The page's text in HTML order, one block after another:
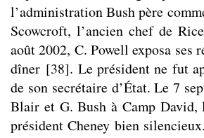
l’administration Bush père
Scowcroft, l’ancien chef de
août 2002, C. Powell exposa ses
dîner [38]. Le président ne fut
de son secrétaire d’État. Le 7
Blair et G. Bush à Camp
président Cheney bien